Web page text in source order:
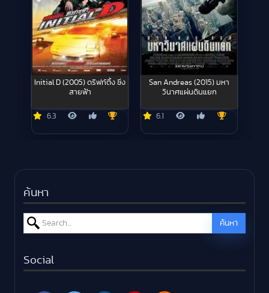
Initial D (2005) ดริฟท์ติ้ง ซิ่ง
สายฟ้า
6.3
San Andreas (2015) มหา
วินาศแผ่นดินแยก
6.1
ค้นหา
Search for: ค้นหา
Social